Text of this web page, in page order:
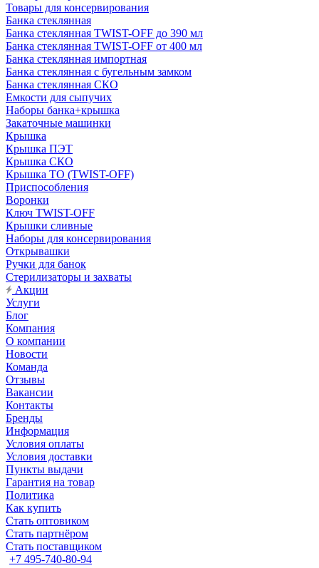
Товары для консервирования
Банка стеклянная
Банка стеклянная TWIST-OFF до 390 мл
Банка стеклянная TWIST-OFF от 400 мл
Банка стеклянная импортная
Банка стеклянная с бугельным замком
Банка стеклянная СКО
Емкости для сыпучих
Наборы банка+крышка
Закаточные машинки
Крышка
Крышка ПЭТ
Крышка СКО
Крышка ТО (TWIST-OFF)
Приспособления
Воронки
Ключ TWIST-OFF
Крышки сливные
Наборы для консервирования
Открывашки
Ручки для банок
Стерилизаторы и захваты
Акции
Услуги
Блог
Компания
О компании
Новости
Команда
Отзывы
Вакансии
Контакты
Бренды
Информация
Условия оплаты
Условия доставки
Пункты выдачи
Гарантия на товар
Политика
Как купить
Стать оптовиком
Стать партнёром
Стать поставщиком
+7 495-740-80-94